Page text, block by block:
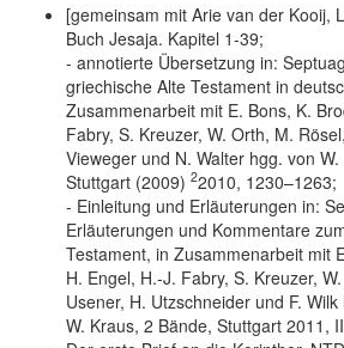
[gemeinsam mit Arie van der Kooij,
Buch Jesaja. Kapitel 1-39;
- annotierte Übersetzung in:
griechische Alte Testament in
Zusammenarbeit mit E. Bons, K.
Fabry, S. Kreuzer, W. Orth, M.
Vieweger und N. Walter hgg. von
Stuttgart (2009) 22010, 1230–1263;
- Einleitung und Erläuterungen in:
Erläuterungen und Kommentare
Testament, in Zusammenarbeit mit
H. Engel, H.-J. Fabry, S. Kreuzer,
Usener, H. Utzschneider und F.
W. Kraus, 2 Bände, Stuttgart 2011,